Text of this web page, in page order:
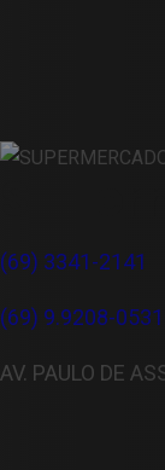
(69) 3341-2141
(69) 9.9208-0531
AV. PAULO DE